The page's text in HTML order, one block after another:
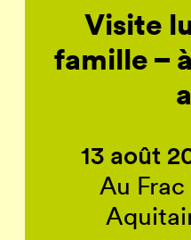
Visite
famille –
13 août
Au